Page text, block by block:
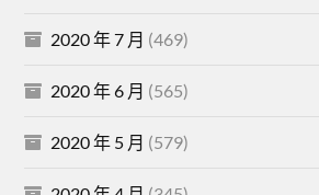
2020 年 7 月 (469)
2020 年 6 月 (565)
2020 年 5 月 (579)